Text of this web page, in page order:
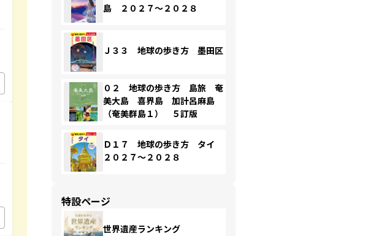
島 ２０２７～２０２８
Ｊ３３ 地球の歩き方 墨田区
０２ 地球の歩き方 島旅 奄
美大島 喜界島 加計呂麻島
（奄美群島１） ５訂版
Ｄ１７ 地球の歩き方 タイ
２０２７～２０２８
特設ページ
世界遺産ランキング